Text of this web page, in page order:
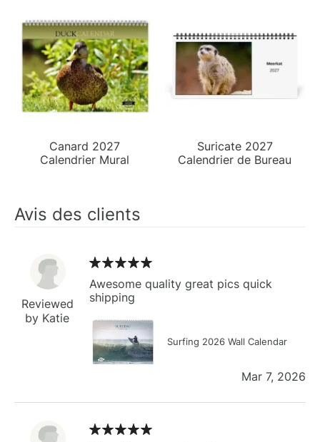
Canard 2027
Calendrier Mural
Suricate 2027
Calendrier de Bureau
Avis des clients
Reviewed
by Katie
Awesome quality great pics quick
shipping
Surfing 2026 Wall Calendar
Mar 7, 2026